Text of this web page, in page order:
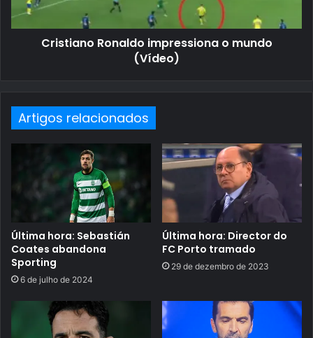
Cristiano Ronaldo impressiona o mundo
(Vídeo)
Artigos relacionados
Última hora: Sebastián
Coates abandona
Sporting
6 de julho de 2024
Última hora: Director do
FC Porto tramado
29 de dezembro de 2023